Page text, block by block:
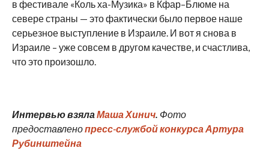
в фестивале «Коль ха-Музика» в Кфар–Блюме на
севере страны — это фактически было первое наше
серьезное выступление в Израиле. И вот я снова в
Израиле – уже совсем в другом качестве, и счастлива,
что это произошло.
Интервью взялаМаша Хинич. Фото
предоставленопресс-службой конкурса Артура
Рубинштейна